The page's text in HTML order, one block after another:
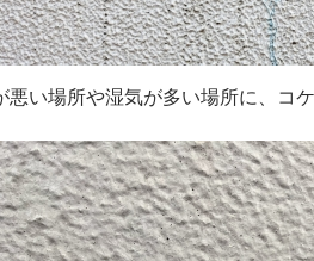
悪い場所や湿気が多い場所に、コ